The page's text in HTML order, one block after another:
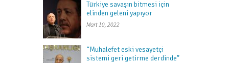
Türkiye savaşın bitmesi için
elinden geleni yapıyor
Mart 10, 2022
“Muhalefet eski vesayetçi
sistemi geri getirme derdinde”